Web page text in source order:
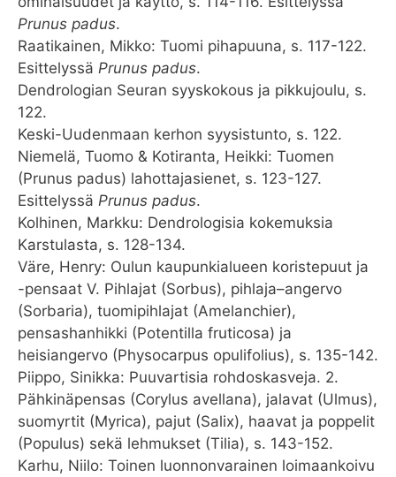
Prunus padus.
Raatikainen, Mikko: Tuomi pihapuuna, s. 117-122.
Esittelyssä Prunus padus.
Dendrologian Seuran syyskokous ja pikkujoulu, s.
122.
Keski-Uudenmaan kerhon syysistunto, s. 122.
Niemelä, Tuomo & Kotiranta, Heikki: Tuomen
(Prunus padus) lahottajasienet, s. 123-127.
Esittelyssä Prunus padus.
Kolhinen, Markku: Dendrologisia kokemuksia
Karstulasta, s. 128-134.
Väre, Henry: Oulun kaupunkialueen koristepuut ja
-pensaat V. Pihlajat (Sorbus), pihlaja–angervo
(Sorbaria), tuomipihlajat (Amelanchier),
pensashanhikki (Potentilla fruticosa) ja
heisiangervo (Physocarpus opulifolius), s. 135-142.
Piippo, Sinikka: Puuvartisia rohdoskasveja. 2.
Pähkinäpensas (Corylus avellana), jalavat (Ulmus),
suomyrtit (Myrica), pajut (Salix), haavat ja poppelit
(Populus) sekä lehmukset (Tilia), s. 143-152.
Karhu, Niilo: Toinen luonnonvarainen loimaankoivu